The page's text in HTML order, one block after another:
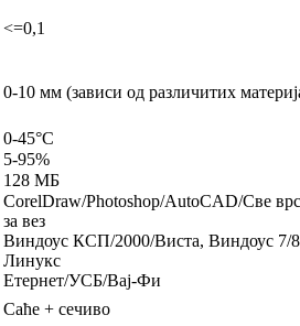
<=0,1
0-10 мм (зависи од различитих
0-45°C
5-95%
128 МБ
CorelDraw/Photoshop/AutoCAD/Све
за вез
Виндоус КСП/2000/Виста, Виндоус
Линукс
Етернет/УСБ/Вај-Фи
Саће + сечиво